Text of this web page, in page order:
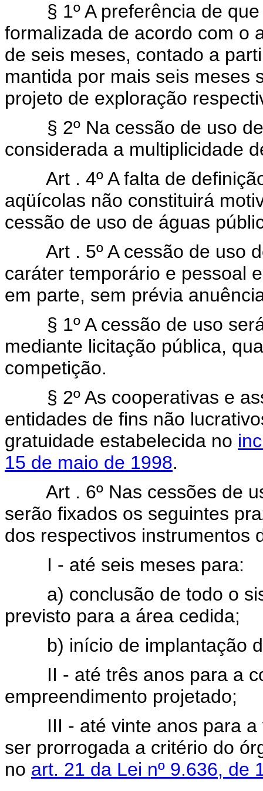
§ 1º A preferência de que
formalizada de acordo com o
de seis meses, contado a
mantida por mais seis meses
projeto de exploração
§ 2º Na cessão de uso de
considerada a multiplicidade
Art . 4º A falta de
aqüícolas não constituirá
cessão de uso de águas
Art . 5º A cessão de uso
caráter temporário e pessoal
em parte, sem prévia
§ 1º A cessão de uso será
mediante licitação pública,
competição.
§ 2º As cooperativas e
entidades de fins não
gratuidade estabelecida no
15 de maio de 1998.
Art . 6º Nas cessões de
serão fixados os seguintes
dos respectivos instrumentos
I - até seis meses para:
a) conclusão de todo o
previsto para a área cedida;
b) início de implantação
II - até três anos para a
empreendimento projetado;
III - até vinte anos para a
ser prorrogada a critério do
no art. 21 da Lei nº 9.636, de